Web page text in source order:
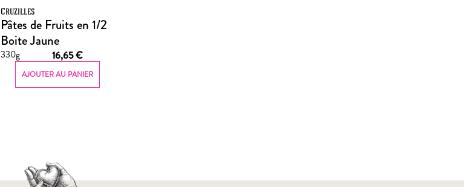
Cruzilles
Pâtes de Fruits en 1/2
Boite Jaune
330g 16,65€
AJOUTER AU PANIER